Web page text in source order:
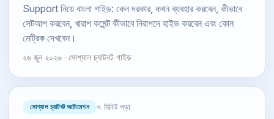
Support নিয়ে বাংলা গাইড: কেন দরকার, কখন ব্যবহার করবেন, কীভাবে
সেটআপ করবেন, খারাপ কমেন্ট কীভাবে নিরাপদে হাইড করবেন এবং কোন
মেট্রিক দেখবেন।
২৬ জুন ২০২৬ · সোশ্যাল চ্যাটবট গাইড
সোশ্যাল চ্যাটবট অটোমেশন ৭ মিনিট পড়া